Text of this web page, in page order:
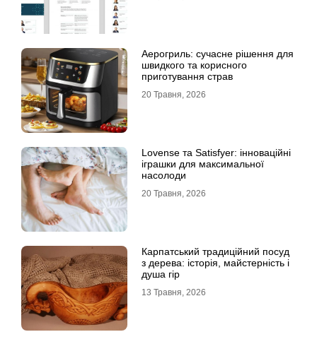
Аерогриль: сучасне рішення для
швидкого та корисного
приготування страв
20 Травня, 2026
Lovense та Satisfyer: інноваційні
іграшки для максимальної
насолоди
20 Травня, 2026
Карпатський традиційний посуд
з дерева: історія, майстерність і
душа гір
13 Травня, 2026